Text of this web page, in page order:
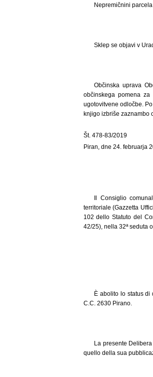
Nepremičnini
Sklep se objavi v
Občinska uprava
občinskega pomena
ugotovitvene odločbe.
knjigo izbriše zaznambo
Št. 478-83/2019
Piran, dne 24. februarja
Il Consiglio
territoriale (Gazzetta
102 dello Statuto del
42/25), nella 32ª seduta
È abolito lo status di
C.C. 2630 Pirano.
La presente
quello della sua